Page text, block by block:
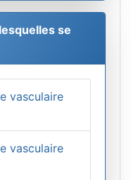
se
vasculaire
vasculaire